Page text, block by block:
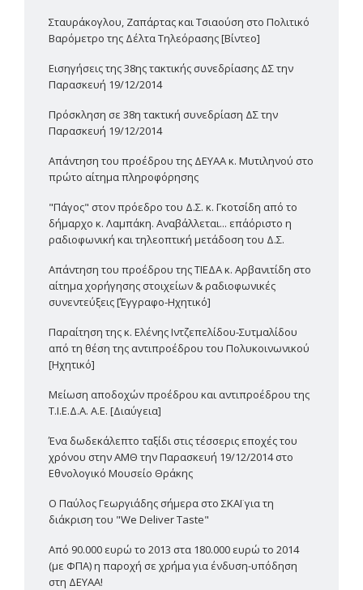
Σταυράκογλου, Ζαπάρτας και Τσιαούση στο Πολιτικό
Βαρόμετρο της Δέλτα Τηλεόρασης [Βίντεο]
Εισηγήσεις της 38ης τακτικής συνεδρίασης ΔΣ την
Παρασκευή 19/12/2014
Πρόσκληση σε 38η τακτική συνεδρίαση ΔΣ την
Παρασκευή 19/12/2014
Απάντηση του προέδρου της ΔΕΥΑΑ κ. Μυτιληνού στο
πρώτο αίτημα πληροφόρησης
"Πάγος" στον πρόεδρο του Δ.Σ. κ. Γκοτσίδη από το
δήμαρχο κ. Λαμπάκη. Αναβάλλεται... επ΄αόριστο η
ραδιοφωνική και τηλεοπτική μετάδοση του Δ.Σ.
Απάντηση του προέδρου της ΤΙΕΔΑ κ. Αρβανιτίδη στο
αίτημα χορήγησης στοιχείων & ραδιοφωνικές
συνεντεύξεις [Έγγραφο-Ηχητικό]
Παραίτηση της κ. Ελένης Ιντζεπελίδου-Συτμαλίδου
από τη θέση της αντιπροέδρου του Πολυκοινωνικού
[Ηχητικό]
Μείωση αποδοχών προέδρου και αντιπροέδρου της
Τ.Ι.Ε.Δ.Α. Α.Ε. [Διαύγεια]
Ένα δωδεκάλεπτο ταξίδι στις τέσσερις εποχές του
χρόνου στην ΑΜΘ την Παρασκευή 19/12/2014 στο
Εθνολογικό Μουσείο Θράκης
Ο Παύλος Γεωργιάδης σήμερα στο ΣΚΑΪ για τη
διάκριση του "We Deliver Taste"
Από 90.000 ευρώ το 2013 στα 180.000 ευρώ το 2014
(με ΦΠΑ) η παροχή σε χρήμα για ένδυση-υπόδηση
στη ΔΕΥΑΑ!